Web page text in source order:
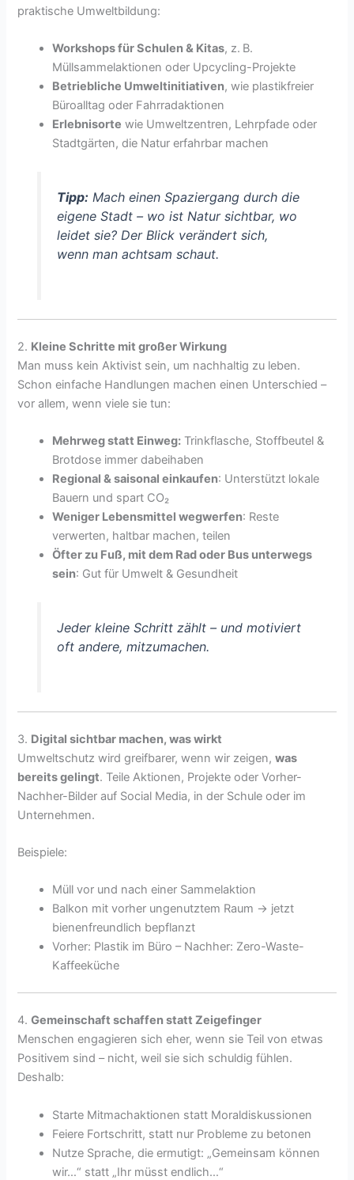
praktische Umweltbildung:
Workshops für Schulen & Kitas, z. B.
Müllsammelaktionen oder Upcycling-Projekte
Betriebliche Umweltinitiativen, wie plastikfreier
Büroalltag oder Fahrradaktionen
Erlebnisorte wie Umweltzentren, Lehrpfade oder
Stadtgärten, die Natur erfahrbar machen
Tipp:Mach einen Spaziergang durch die
eigene Stadt – wo ist Natur sichtbar, wo
leidet sie? Der Blick verändert sich,
wenn man achtsam schaut.
2. Kleine Schritte mit großer Wirkung
Man muss kein Aktivist sein, um nachhaltig zu leben.
Schon einfache Handlungen machen einen Unterschied –
vor allem, wenn viele sie tun:
Mehrweg statt Einweg: Trinkflasche, Stoffbeutel &
Brotdose immer dabeihaben
Regional & saisonal einkaufen: Unterstützt lokale
Bauern und spart CO₂
Weniger Lebensmittel wegwerfen: Reste
verwerten, haltbar machen, teilen
Öfter zu Fuß, mit dem Rad oder Bus unterwegs
sein: Gut für Umwelt & Gesundheit
Jeder kleine Schritt zählt – und motiviert
oft andere, mitzumachen.
3. Digital sichtbar machen, was wirkt
Umweltschutz wird greifbarer, wenn wir zeigen,was
bereits gelingt. Teile Aktionen, Projekte oder Vorher-
Nachher-Bilder auf Social Media, in der Schule oder im
Unternehmen.
Beispiele:
Müll vor und nach einer Sammelaktion
Balkon mit vorher ungenutztem Raum → jetzt
bienenfreundlich bepflanzt
Vorher: Plastik im Büro – Nachher: Zero-Waste-
Kaffeeküche
4.Gemeinschaft schaffen statt Zeigefinger
Menschen engagieren sich eher, wenn sie Teil von etwas
Positivem sind – nicht, weil sie sich schuldig fühlen.
Deshalb:
Starte Mitmachaktionen statt Moraldiskussionen
Feiere Fortschritt, statt nur Probleme zu betonen
Nutze Sprache, die ermutigt: „Gemeinsam können
wir…“ statt „Ihr müsst endlich…“